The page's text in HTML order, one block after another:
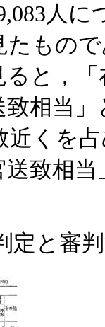
人
たもの
と，「
相当
近くを
致相
定と審